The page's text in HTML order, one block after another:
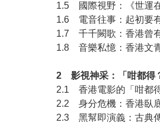
1.5 國際視野：《世運
1.6 電音往事：起初要
1.7 千千闕歌：香港曾
1.8 音樂私憶：香港
2 影視神采：「咁都得
2.1 香港電影的「咁都
2.2 身分危機：香港臥
2.3 黑幫即演義：古典